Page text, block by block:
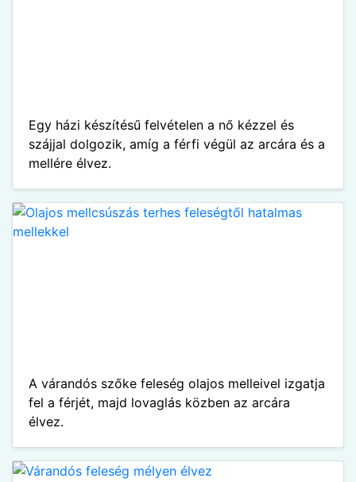
Egy házi készítésű felvételen a nő kézzel és
szájjal dolgozik, amíg a férfi végül az arcára és a
mellére élvez.
A várandós szőke feleség olajos melleivel izgatja
fel a férjét, majd lovaglás közben az arcára
élvez.